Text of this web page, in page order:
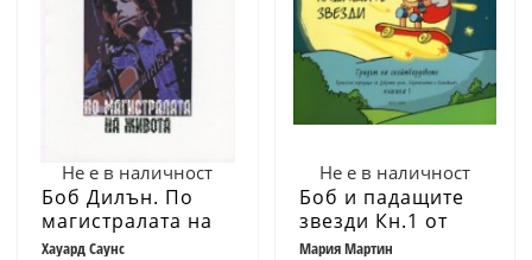
Не е в наличност
Боб Дилън. По
магистралата на
живота
Хауард Саунс
Не е в наличност
Боб и падащите
звезди Кн.1 от
Градът на
Мария Мартин